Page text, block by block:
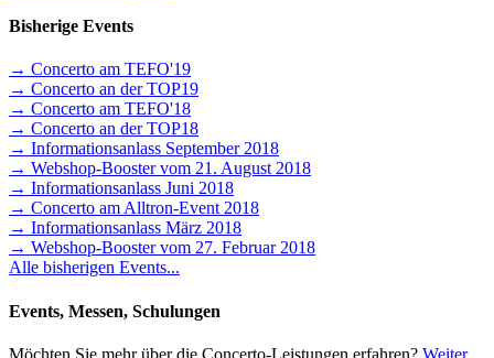
Bisherige Events
→ Concerto am TEFO'19
→ Concerto an der TOP19
→ Concerto am TEFO'18
→ Concerto an der TOP18
→ Informationsanlass September 2018
→ Webshop-Booster vom 21. August 2018
→ Informationsanlass Juni 2018
→ Concerto am Alltron-Event 2018
→ Informationsanlass März 2018
→ Webshop-Booster vom 27. Februar 2018
Alle bisherigen Events...
Events, Messen, Schulungen
Möchten Sie mehr über die Concerto-Leistungen erfahren? Weiter